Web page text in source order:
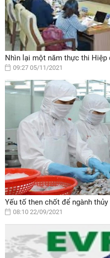
Nhìn lại một năm thực thi Hiệp
09:27 05/11/2021
Yếu tố then chốt để ngành
08:10 22/09/2021